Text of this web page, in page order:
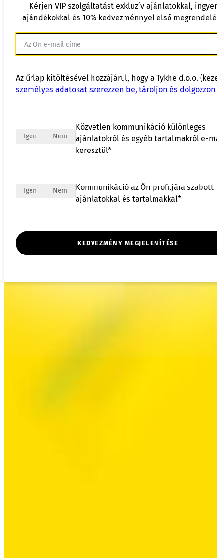
Kérjen VIP szolgáltatást exkluzív ajánlatokkal,
ajándékokkal és 10% kedvezménnyel első
Az űrlap kitöltésével hozzájárul, hogy a Tykhe d.o.o.
személyes adatokat szerezzen be, tároljon és
Igen Nem
Közvetlen kommunikáció különleges
ajánlatokról és egyéb tartalmakról e-
keresztül*
Igen Nem
Kommunikáció az Ön profiljára szabott
ajánlatokkal és tartalmakkal*
KEDVEZMÉNY MEGJELENÍTÉSE